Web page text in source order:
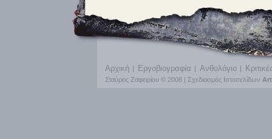
Αρχική Εργοβιογραφία Ανθολόγιο
Σταύρος Ζαφειρίου © 2008 | Σχεδιασμός Ιστοσελίδων